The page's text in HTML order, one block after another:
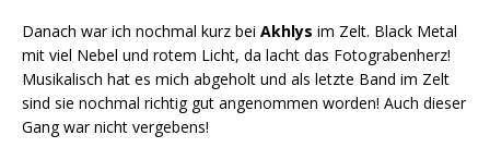
Danach war ich nochmal kurz bei Akhlys im Zelt. Black Metal
mit viel Nebel und rotem Licht, da lacht das Fotograbenherz!
Musikalisch hat es mich abgeholt und als letzte Band im Zelt
sind sie nochmal richtig gut angenommen worden! Auch dieser
Gang war nicht vergebens!